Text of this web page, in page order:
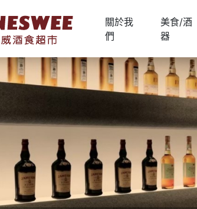
關於我
們
美食/酒
器